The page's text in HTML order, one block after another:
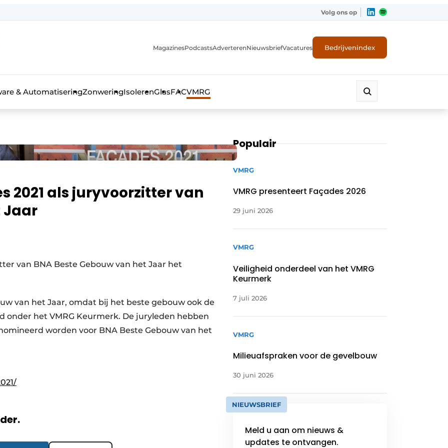
glas & daken
Volg ons op
MagazinesPodcastsAdverterenNieuwsbriefVacatures Bedrijvenindex
& AutomatiseringZonweringIsolerenGlasFACVMRG
2021 als juryvoorzitter van
Jaar
van BNA Beste Gebouw van het Jaar het
van het Jaar, omdat bij het beste gebouw ook de
onder het VMRG Keurmerk. De juryleden hebben
worden voor BNA Beste Gebouw van het
Populair
VMRG
VMRG presenteert Façades 2026
29 juni 2026
VMRG
Veiligheid onderdeel van het VMRG
Keurmerk
7 juli 2026
VMRG
Milieuafspraken voor de gevelbouw
30 juni 2026
NIEUWSBRIEF
Meld u aan om nieuws &
updates te ontvangen.